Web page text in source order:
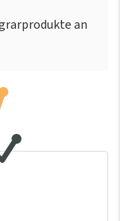
an